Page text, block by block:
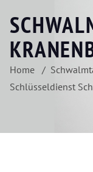
Home
Schlüsseldienst